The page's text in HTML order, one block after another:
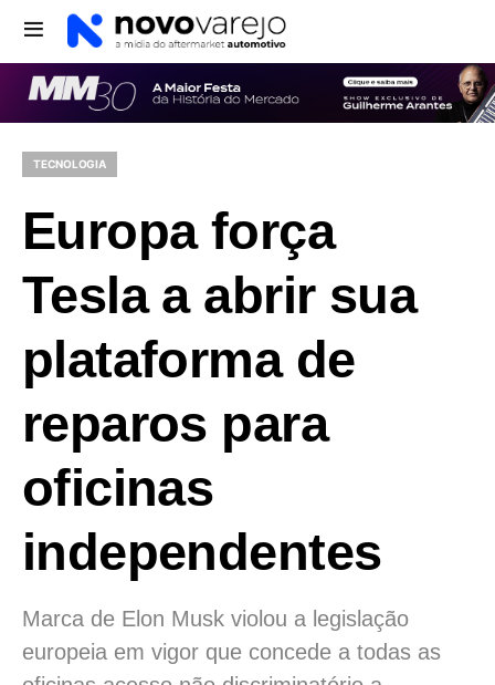
TECNOLOGIA
Europa força
Tesla a abrir sua
plataforma de
reparos para
oficinas
independentes
Marca de Elon Musk violou a legislação
europeia em vigor que concede a todas as